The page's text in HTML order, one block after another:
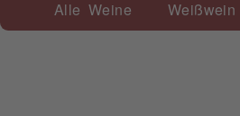
Alle Weine Weißwein